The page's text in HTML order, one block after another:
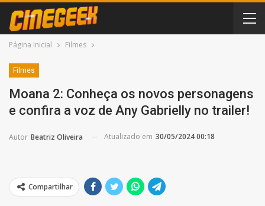
Página Inicial Filmes
Filmes
Moana 2: Conheça os novos personagens
e confira a voz de Any Gabrielly no trailer!
Autor Beatriz Oliveira Atualizado em 30/05/2024 00:18
Compartilhar